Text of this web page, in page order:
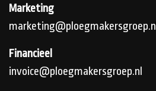
Marketing
marketing@ploegmakersgroep.nl
Financieel
invoice@ploegmakersgroep.nl